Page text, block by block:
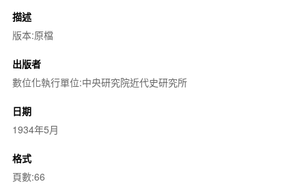
描述
版本:原檔
出版者
數位化執行單位:中央研究院近代史研究所
日期
1934年5月
格式
頁數:66